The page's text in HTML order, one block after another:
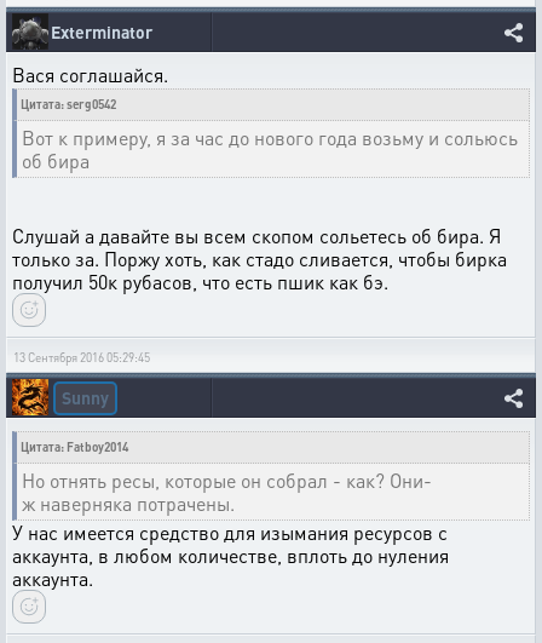
Exterminator
Вася соглашайся.
Цитата: serg0542
Вот к примеру, я за час до нового года возьму и сольюсь
об бира
Слушай а давайте вы всем скопом сольетесь об бира. Я
только за. Поржу хоть, как стадо сливается, чтобы бирка
получил 50к рубасов, что есть пшик как бэ.
13 Сентября 2016 05:29:45
Sunny
Цитата: Fatboy2014
Но отнять ресы, которые он собрал - как? Они-
ж наверняка потрачены.
У нас имеется средство для изымания ресурсов с
аккаунта, в любом количестве, вплоть до нуления
аккаунта.